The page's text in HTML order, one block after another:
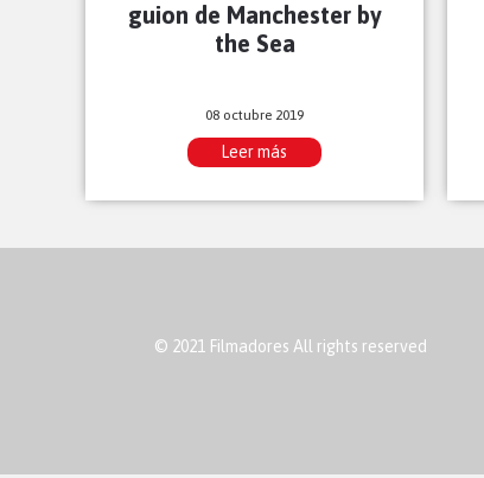
guion de Manchester by
the Sea
08 octubre 2019
Leer más
© 2021 Filmadores All rights reserved